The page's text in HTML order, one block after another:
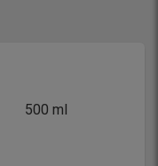
500 ml